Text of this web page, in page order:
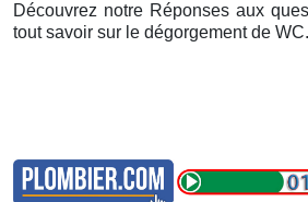
Découvrez notre Réponses aux
tout savoir sur le dégorgement de WC.